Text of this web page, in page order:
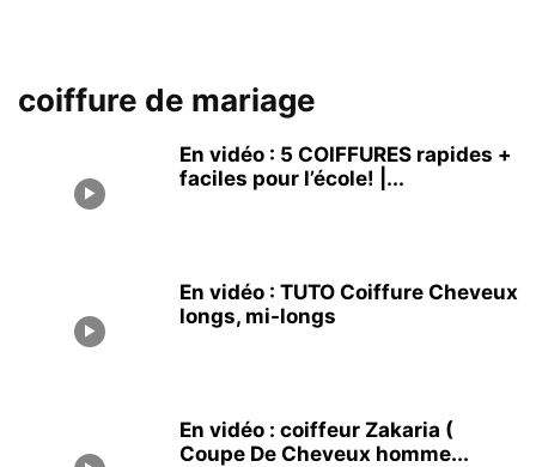
coiffure de mariage
En vidéo : 5 COIFFURES rapides +
faciles pour l’école! |...
En vidéo : TUTO Coiffure Cheveux
longs, mi-longs
En vidéo : coiffeur Zakaria (
Coupe De Cheveux homme...